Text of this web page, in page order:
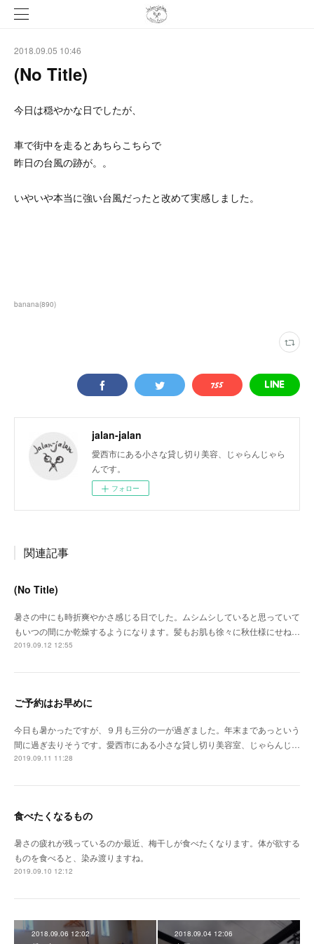
2018.09.05 10:46
(No Title)
今日は穏やかな日でしたが、
車で街中を走るとあちらこちらで
昨日の台風の跡が。。
いやいや本当に強い台風だったと改めて実感しました。
banana(890)
jalan-jalan
愛西市にある小さな貸し切り美容、じゃらんじゃら
んです。
フォロー
関連記事
(No Title)
暑さの中にも時折爽やかさ感じる日でした。ムシムシしていると思っていて
もいつの間にか乾燥するようになります。髪もお肌も徐々に秋仕様にせね…
2019.09.12 12:55
ご予約はお早めに
今日も暑かったですが、９月も三分の一が過ぎました。年末まであっという
間に過ぎ去りそうです。愛西市にある小さな貸し切り美容室、じゃらんじ…
2019.09.11 11:28
食べたくなるもの
暑さの疲れが残っているのか最近、梅干しが食べたくなります。体が欲する
ものを食べると、染み渡りますね。
2019.09.10 12:12
2018.09.06 12:02 2018.09.04 12:06